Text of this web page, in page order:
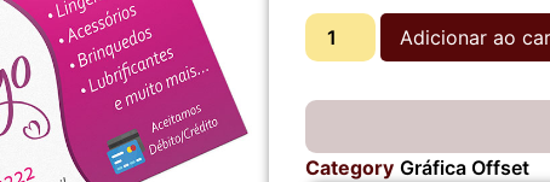
Adicionar ao
Category Gráfica Offset